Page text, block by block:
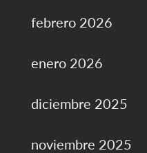
febrero 2026
enero 2026
diciembre 2025
noviembre 2025